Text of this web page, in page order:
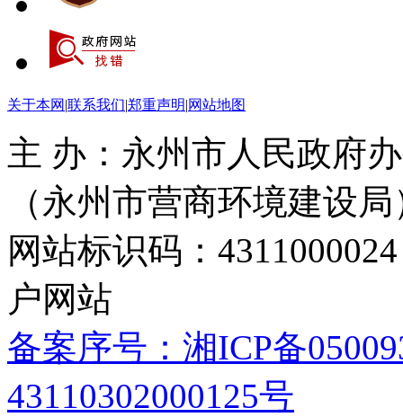
关于本网 |联系我们|郑重声明|网站地图
主 办：永州市人民政府
（永州市营商环境建设局
网站标识码：
户网站
备案序号：湘ICP备
43110302000125号